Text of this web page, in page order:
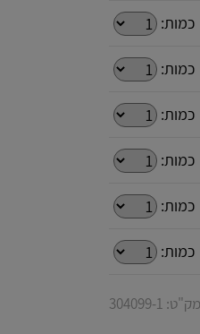
כמות:
כמות:
כמות:
כמות:
כמות:
כמות:
מק"ט: 304099-1